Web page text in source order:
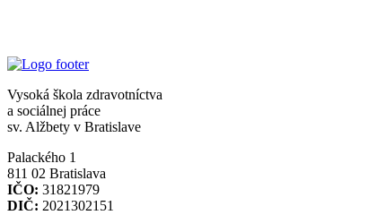
Vysoká škola zdravotníctva
a sociálnej práce
sv. Alžbety v Bratislave
Palackého 1
811 02 Bratislava
IČO: 31821979
DIČ: 2021302151